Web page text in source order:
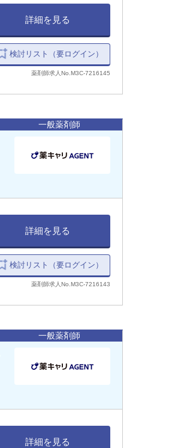
詳細を見る
検討リスト（要ログイン）
薬剤師求人No.M3C-7216145
一般薬剤師
詳細を見る
検討リスト（要ログイン）
薬剤師求人No.M3C-7216143
一般薬剤師
詳細を見る